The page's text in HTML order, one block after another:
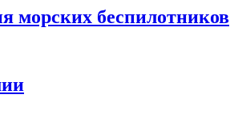
морских беспилотников